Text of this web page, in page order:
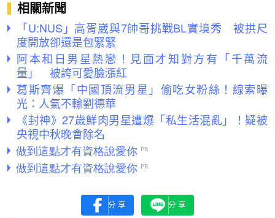
相關新聞
「U:NUS」高胥崴與7帥哥挑戰BL實境秀 被拱尺
度開放卻還是包緊緊
阿本和日男星熱戀！見面才知對方有「千萬流
量」 被誇可愛臉漲紅
葛斯齊爆「中國頂流男星」偷吃女粉絲！線索曝
光：人氣不輸劉德華
《封神》27歲鮮肉男星遭爆「私生活混亂」！疑被
央視中秋晚會除名
分享 分享